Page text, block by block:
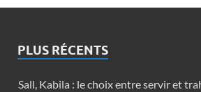
PLUS RÉCENTS
Sall, Kabila : le choix entre servir et